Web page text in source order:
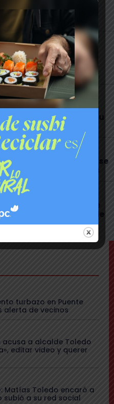
al aire tras alerta de
acusa a alcalde
«encerrona», editar
Matías Toledo
y lo subió a su
a pareja desaparecida: se
en sus teléfonos
provisoria a menor que
a compañeros de
turbazo en Puente
alerta de vecinos
acusa a alcalde Toledo
editar video y querer
Matías Toledo encaró a
a su red social